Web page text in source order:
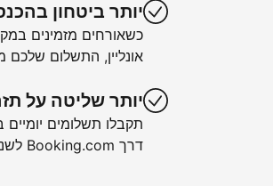
יותר ביטחון
כשאורחים מזמינים
אונליין, התשלום שלכם
יותר שליטה על
תקבלו תשלומים
דרך Booking.com לשנת 2026